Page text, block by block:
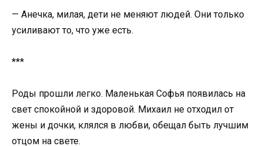
— Анечка, милая, дети не меняют людей. Они только
усиливают то, что уже есть.
***
Роды прошли легко. Маленькая Софья появилась на
свет спокойной и здоровой. Михаил не отходил от
жены и дочки, клялся в любви, обещал быть лучшим
отцом на свете.